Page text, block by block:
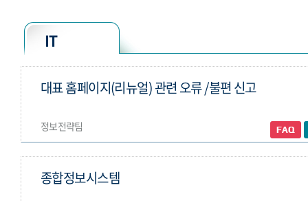
IT
정보전략팀
대표 홈페이지(리뉴얼) 관련 오류 /불편 신고
종합정보시스템